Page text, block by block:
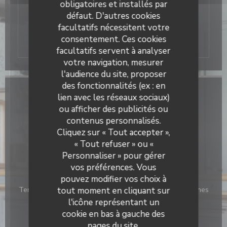
obligatoires et installés par
défaut. D'autres cookies
facultatifs nécessitent votre
consentement. Ces cookies
facultatifs servent à analyser
votre navigation, mesurer
l'audience du site, proposer
des fonctionnalités (ex : en
lien avec les réseaux sociaux)
ou afficher des publicités ou
contenus personnalisés.
Cliquez sur « Tout accepter »,
« Tout refuser » ou «
Personnaliser » pour gérer
vos préférences. Vous
pouvez modifier vos choix à
tout moment en cliquant sur
l'icône représentant un
cookie en bas à gauche des
de Décathlon campus, et à proximité du
stade Pierre Mauroy et d’Auchan
Également à 10 minutes de Lille en voiture,
nous disposons d’un grand parking.
Infos pratiques
Cuisine
Française, Produits frais, Fait maison, Traditionnel
Type de restaurant
Bar Brasserie Restaurant
Services
Terrasse, Climatisation, Privatisation, Accès aux personnes
à mobilité réduite
Moyens de paiement